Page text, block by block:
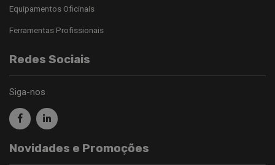
Equipamentos Oficinais
Ferramentas Profissionais
Redes Sociais
Siga-nos
Novidades e Promoções